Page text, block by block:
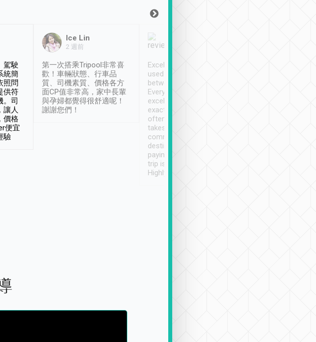
駕駛
統簡
照問
供符
。司
讓人
價格
便宜
驗
Ice Lin
2 週前
第一次搭乘Tripool非常喜
歡！車輛狀態、行車品
質、司機素質、價格各方
面CP值非常高，家中長輩
與孕婦都覺得很舒適呢！
謝謝您們！
Excellent service. We have
used Tripool to travel
between cities in Taiwan.
Every driver has been
excellent and arrives
exactly on time. As there is
often limited English it
takes the difficulty out of
communicating the
destination details and
paying online prior to the
trip is very convenient.
Highly recommended